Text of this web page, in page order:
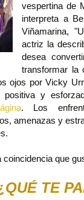
vespertina de
interpreta a
Viñamarina,
actriz la
desea
transformar la
ojos por Vicky
y
. Los
amenazas y
coincidencia que
TE